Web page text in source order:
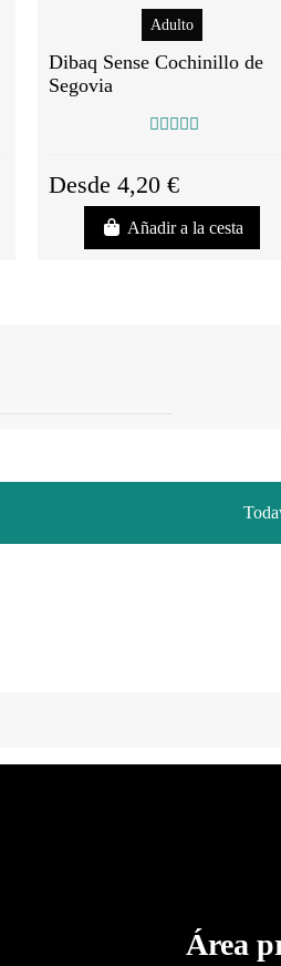
Adulto
Dibaq Sense Cochinillo de
Segovia
Desde 4,20 €
Añadir a la cesta
Área